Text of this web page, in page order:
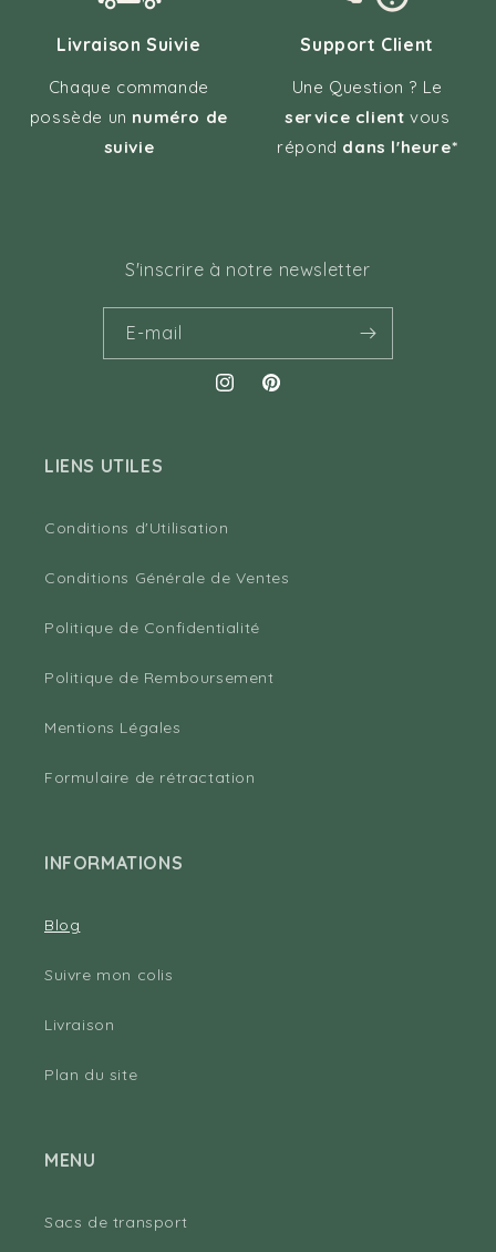
Livraison Suivie
Chaque commande
possède un numéro de
suivie
Support Client
Une Question ? Le
service client vous
répond dans l'heure*
S'inscrire à notre newsletter
E-mail
InstagramPinterest
LIENS UTILES
Conditions d'Utilisation
Conditions Générale de Ventes
Politique de Confidentialité
Politique de Remboursement
Mentions Légales
Formulaire de rétractation
INFORMATIONS
Blog
Suivre mon colis
Livraison
Plan du site
MENU
Sacs de transport